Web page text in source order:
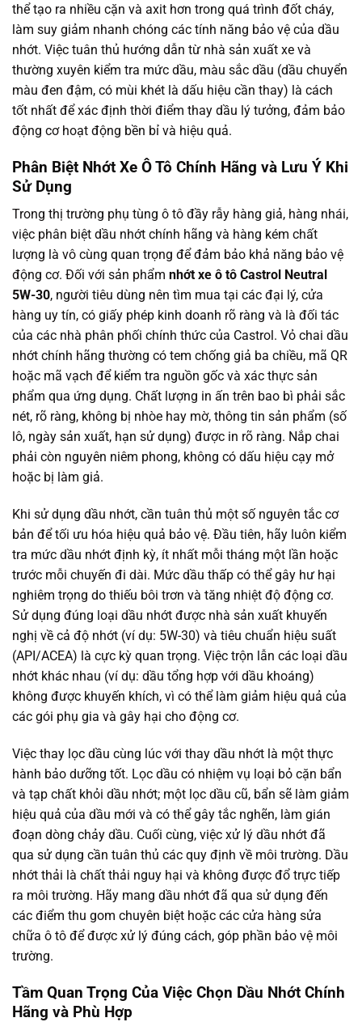
thể tạo ra nhiều cặn và axit hơn trong quá trình đốt cháy,
làm suy giảm nhanh chóng các tính năng bảo vệ của dầu
nhớt. Việc tuân thủ hướng dẫn từ nhà sản xuất xe và
thường xuyên kiểm tra mức dầu, màu sắc dầu (dầu chuyển
màu đen đậm, có mùi khét là dấu hiệu cần thay) là cách
tốt nhất để xác định thời điểm thay dầu lý tưởng, đảm bảo
động cơ hoạt động bền bỉ và hiệu quả.
Phân Biệt Nhớt Xe Ô Tô Chính Hãng và Lưu Ý Khi
Sử Dụng
Trong thị trường phụ tùng ô tô đầy rẫy hàng giả, hàng nhái,
việc phân biệt dầu nhớt chính hãng và hàng kém chất
lượng là vô cùng quan trọng để đảm bảo khả năng bảo vệ
động cơ. Đối với sản phẩm nhớt xe ô tô Castrol Neutral
5W-30, người tiêu dùng nên tìm mua tại các đại lý, cửa
hàng uy tín, có giấy phép kinh doanh rõ ràng và là đối tác
của các nhà phân phối chính thức của Castrol. Vỏ chai dầu
nhớt chính hãng thường có tem chống giả ba chiều, mã QR
hoặc mã vạch để kiểm tra nguồn gốc và xác thực sản
phẩm qua ứng dụng. Chất lượng in ấn trên bao bì phải sắc
nét, rõ ràng, không bị nhòe hay mờ, thông tin sản phẩm (số
lô, ngày sản xuất, hạn sử dụng) được in rõ ràng. Nắp chai
phải còn nguyên niêm phong, không có dấu hiệu cạy mở
hoặc bị làm giả.
Khi sử dụng dầu nhớt, cần tuân thủ một số nguyên tắc cơ
bản để tối ưu hóa hiệu quả bảo vệ. Đầu tiên, hãy luôn kiểm
tra mức dầu nhớt định kỳ, ít nhất mỗi tháng một lần hoặc
trước mỗi chuyến đi dài. Mức dầu thấp có thể gây hư hại
nghiêm trọng do thiếu bôi trơn và tăng nhiệt độ động cơ.
Sử dụng đúng loại dầu nhớt được nhà sản xuất khuyến
nghị về cả độ nhớt (ví dụ: 5W-30) và tiêu chuẩn hiệu suất
(API/ACEA) là cực kỳ quan trọng. Việc trộn lẫn các loại dầu
nhớt khác nhau (ví dụ: dầu tổng hợp với dầu khoáng)
không được khuyến khích, vì có thể làm giảm hiệu quả của
các gói phụ gia và gây hại cho động cơ.
Việc thay lọc dầu cùng lúc với thay dầu nhớt là một thực
hành bảo dưỡng tốt. Lọc dầu có nhiệm vụ loại bỏ cặn bẩn
và tạp chất khỏi dầu nhớt; một lọc dầu cũ, bẩn sẽ làm giảm
hiệu quả của dầu mới và có thể gây tắc nghẽn, làm gián
đoạn dòng chảy dầu. Cuối cùng, việc xử lý dầu nhớt đã
qua sử dụng cần tuân thủ các quy định về môi trường. Dầu
nhớt thải là chất thải nguy hại và không được đổ trực tiếp
ra môi trường. Hãy mang dầu nhớt đã qua sử dụng đến
các điểm thu gom chuyên biệt hoặc các cửa hàng sửa
chữa ô tô để được xử lý đúng cách, góp phần bảo vệ môi
trường.
Tầm Quan Trọng Của Việc Chọn Dầu Nhớt Chính
Hãng và Phù Hợp